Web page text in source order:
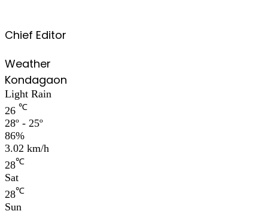
Chief Editor
Weather
Kondagaon
Light Rain
26 ℃
28º - 25º
86%
3.02 km/h
28℃
Sat
28℃
Sun